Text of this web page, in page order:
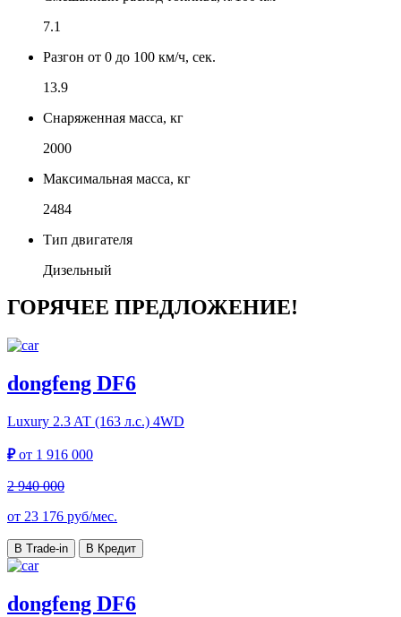
7.1
Разгон от 0 до 100 км/ч, сек.
13.9
Снаряженная масса, кг
2000
Максимальная масса, кг
2484
Тип двигателя
Дизельный
ГОРЯЧЕЕ ПРЕДЛОЖЕНИЕ!
dongfeng DF6
Luxury 2.3 AT (163 л.с.) 4WD
₽от 1 916 000
2 940 000
от 23 176 руб/мес.
В Trade-in В Кредит
dongfeng DF6